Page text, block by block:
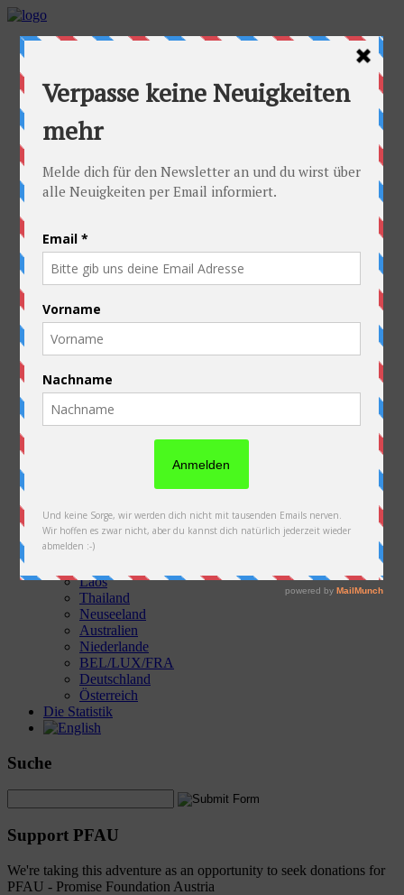
Home
Die häufigsten Fragen
Die Radler
Alexandra
Stefan
Kontakt
Die Route
Polen
Ukraine
Weißrussland
Russland
Kasachstan
Kirgistan
China
Laos
Neuseeland
Die gute Sache
Die Fotos & Videos
Russland
Kasachstan
Kirgistan
Laos
Thailand
Neuseeland
Australien
Niederlande
BEL/LUX/FRA
Deutschland
Österreich
Die Statistik
Suche
Support PFAU
We're taking this adventure as an opportunity to seek donations for
PFAU - Promise Foundation Austria